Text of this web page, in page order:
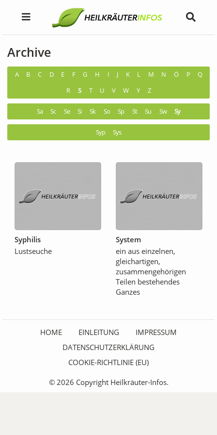
Archive
A B C D E F G H I J K L M N Ö P
Q
R
S T U V W Y Z
Sa Sc Se Si Sk So Sp St Su Sw Sy
Syp Sys
Syphilis
Lustseuche
System
ein aus einzelnen,
gleichartigen,
zusammengehörigen
Teilen bestehendes
Ganzes
HOME EINLEITUNG
IMPRESSUM
DATENSCHUTZERKLÄRUNG
COOKIE-RICHTLINIE (EU)
© 2026 Copyright Heilkräuter-Infos.